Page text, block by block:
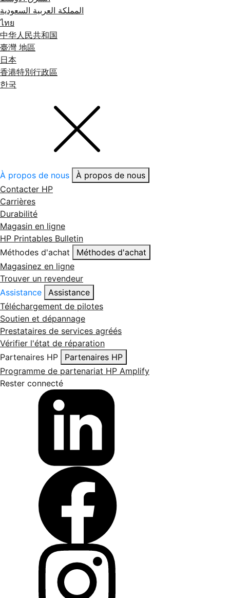
المملكة العربية السعودية
ไทย
中华人民共和国
臺灣 地區
日本
香港特別行政區
한국
À propos de nous
À propos de nous
Contacter HP
Carrières
Durabilité
Magasin en ligne
HP Printables Bulletin
Méthodes d'achat
Méthodes d'achat
Magasinez en ligne
Trouver un revendeur
Assistance
Assistance
Téléchargement de pilotes
Soutien et dépannage
Prestataires de services agréés
Vérifier l'état de réparation
Partenaires HP
Partenaires HP
Programme de partenariat HP Amplify
Rester connecté